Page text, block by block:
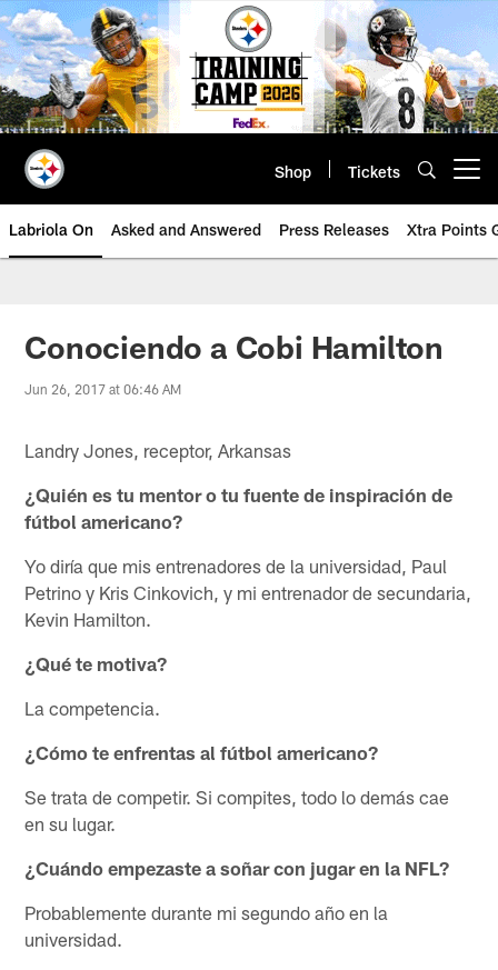
Skip
to
main
content
Shop Tickets
Labriola On Asked and Answered Press Releases Xtra Points
Conociendo a Cobi Hamilton
Jun 26, 2017 at 06:46 AM
Landry Jones, receptor, Arkansas
¿Quién es tu mentor o tu fuente de inspiración de
fútbol americano?
Yo diría que mis entrenadores de la universidad, Paul
Petrino y Kris Cinkovich, y mi entrenador de secundaria,
Kevin Hamilton.
¿Qué te motiva?
La competencia.
¿Cómo te enfrentas al fútbol americano?
Se trata de competir. Si compites, todo lo demás cae
en su lugar.
¿Cuándo empezaste a soñar con jugar en la NFL?
Probablemente durante mi segundo año en la
universidad.